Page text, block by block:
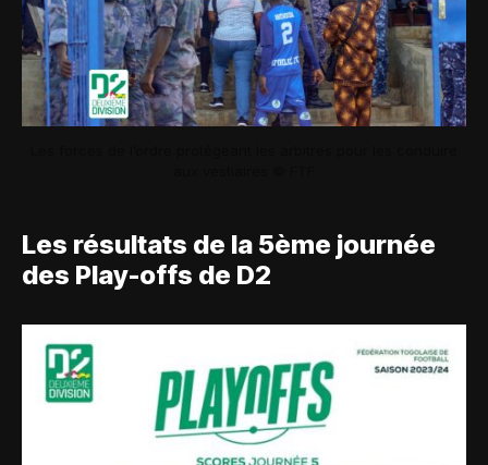
Les résultats de la 5ème journée
des Play-offs de D2